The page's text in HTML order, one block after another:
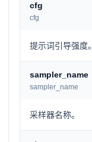
cfg
cfg
提示词引导强度。
sampler_name
sampler_name
采样器名称。